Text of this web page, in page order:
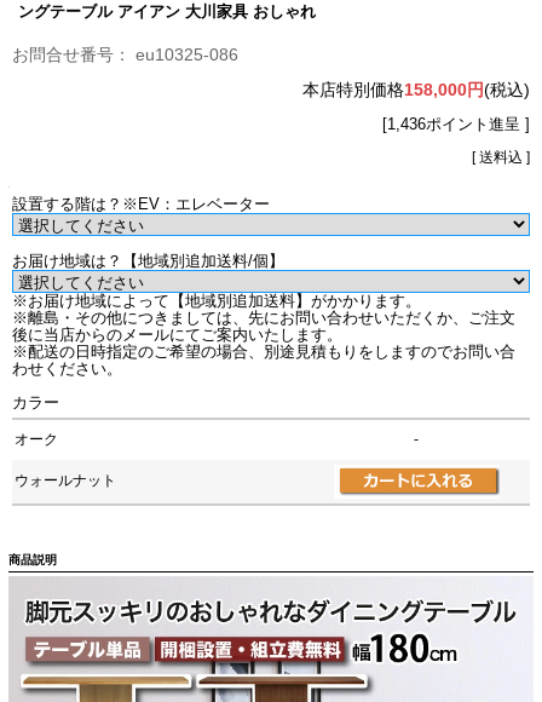
ングテーブル アイアン 大川家具 おしゃれ
eu10325-086
本店特別価格158,000円(税込)
[1,436ポイント進呈 ]
[ 送料込 ]
設置する階は？※EV：エレベーター
お届け地域は？【地域別追加送料/個】
※お届け地域によって【地域別追加送料】がかかります。
※離島・その他につきましては、先にお問い合わせいただくか、ご注文
後に当店からのメールにてご案内いたします。
※配送の日時指定のご希望の場合、別途見積もりをしますのでお問い合
わせください。
カラー
オーク -
ウォールナット
商品説明